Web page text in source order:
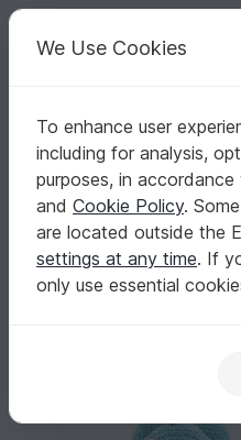
Your creative ideas
English |
Homepage Crochet
Crochet pattern Slumberdino
Crochet pattern
We Use Cookies
To enhance user
including for analysis,
purposes, in accordance
and Cookie Policy.
are located outside the
settings at any time. If
only use essential